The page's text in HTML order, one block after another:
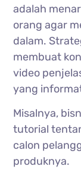
adalah
orang agar
dalam.
membuat
video
yang
Misalnya,
tutorial
calon
produknya.